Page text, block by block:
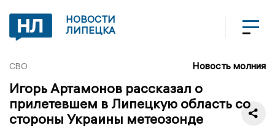
НОВОСТИ
ЛИПЕЦКА
СВО Новость молния
Игорь Артамонов рассказал о
прилетевшем в Липецкую область со
стороны Украины метеозонде